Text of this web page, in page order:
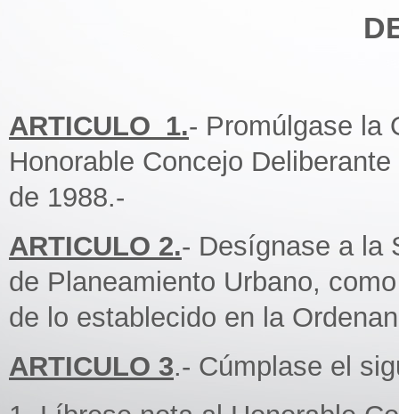
ARTICULO_1.- Promúlgase la
Honorable Concejo
de 1988.-
ARTICULO 2.- Desígnase a la
de Planeamiento Urbano,
de lo establecido en la
ARTICULO 3.- Cúmplase el